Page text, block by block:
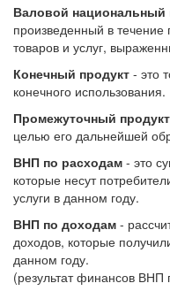
Валовой национальный
произведенный в
товаров и услуг,
Конечный продукт - это
конечного использования.
Промежуточный продукт
целью его дальнейшей
ВНП по расходам - это
которые несут
услуги в данном году.
ВНП по доходам -
доходов, которые
данном году.
(результат финансов